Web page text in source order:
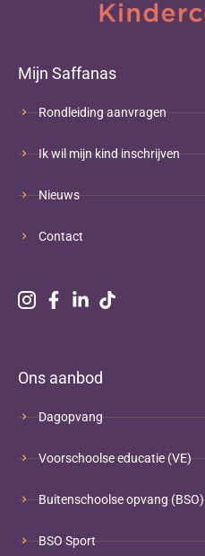
Mijn Saffanas
Rondleiding aanvragen
Ik wil mijn kind inschrijven
Nieuws
Contact
Ons aanbod
Dagopvang
Voorschoolse educatie (VE)
Buitenschoolse opvang (BSO)
BSO Sport